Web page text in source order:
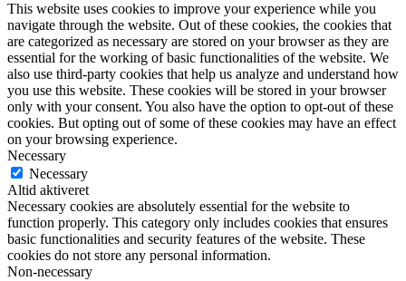
This website uses cookies to improve your experience while you
navigate through the website. Out of these cookies, the cookies that
are categorized as necessary are stored on your browser as they are
essential for the working of basic functionalities of the website. We
also use third-party cookies that help us analyze and understand how
you use this website. These cookies will be stored in your browser
only with your consent. You also have the option to opt-out of these
cookies. But opting out of some of these cookies may have an effect
on your browsing experience.
Necessary
Necessary
Altid aktiveret
Necessary cookies are absolutely essential for the website to
function properly. This category only includes cookies that ensures
basic functionalities and security features of the website. These
cookies do not store any personal information.
Non-necessary